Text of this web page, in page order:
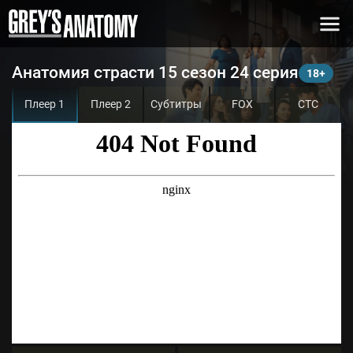
Анатомия страсти 15 сезон 24 серия
Плеер 1 Плеер 2 Субтитры FOX СТС